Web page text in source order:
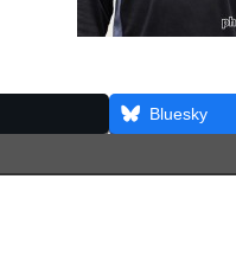
Bluesky